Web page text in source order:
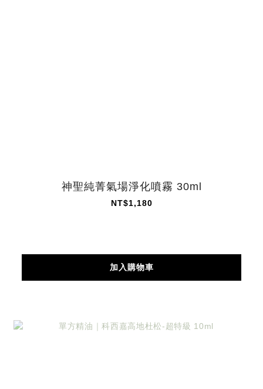
神聖純菁氣場淨化噴霧 30ml
NT$1,180
加入購物車